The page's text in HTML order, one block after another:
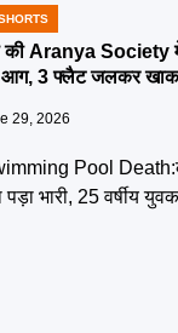
की Aranya Society
आग, 3 फ्लैट जलकर खाक
29, 2026